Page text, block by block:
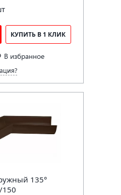
КУПИТЬ В 1 КЛИК
В избранное
135°
150